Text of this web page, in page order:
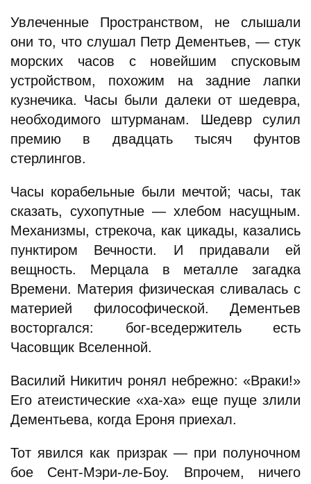
Увлеченные Пространством, не слышали
они то, что слушал Петр Дементьев, — стук
морских часов с новейшим спусковым
устройством, похожим на задние лапки
кузнечика. Часы были далеки от шедевра,
необходимого штурманам. Шедевр сулил
премию в двадцать тысяч фунтов
стерлингов.
Часы корабельные были мечтой; часы, так
сказать, сухопутные — хлебом насущным.
Механизмы, стрекоча, как цикады, казались
пунктиром Вечности. И придавали ей
вещность. Мерцала в металле загадка
Времени. Материя физическая сливалась с
материей философической. Дементьев
восторгался: бог-вседержитель есть
Часовщик Вселенной.
Василий Никитич ронял небрежно: «Враки!»
Его атеистические «ха-ха» еще пуще злили
Дементьева, когда Ероня приехал.
Тот явился как призрак — при полуночном
бое Сент-Мэри-ле-Боу. Впрочем, ничего